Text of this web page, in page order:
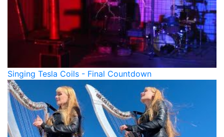
Singing Tesla Coils - Final Countdown